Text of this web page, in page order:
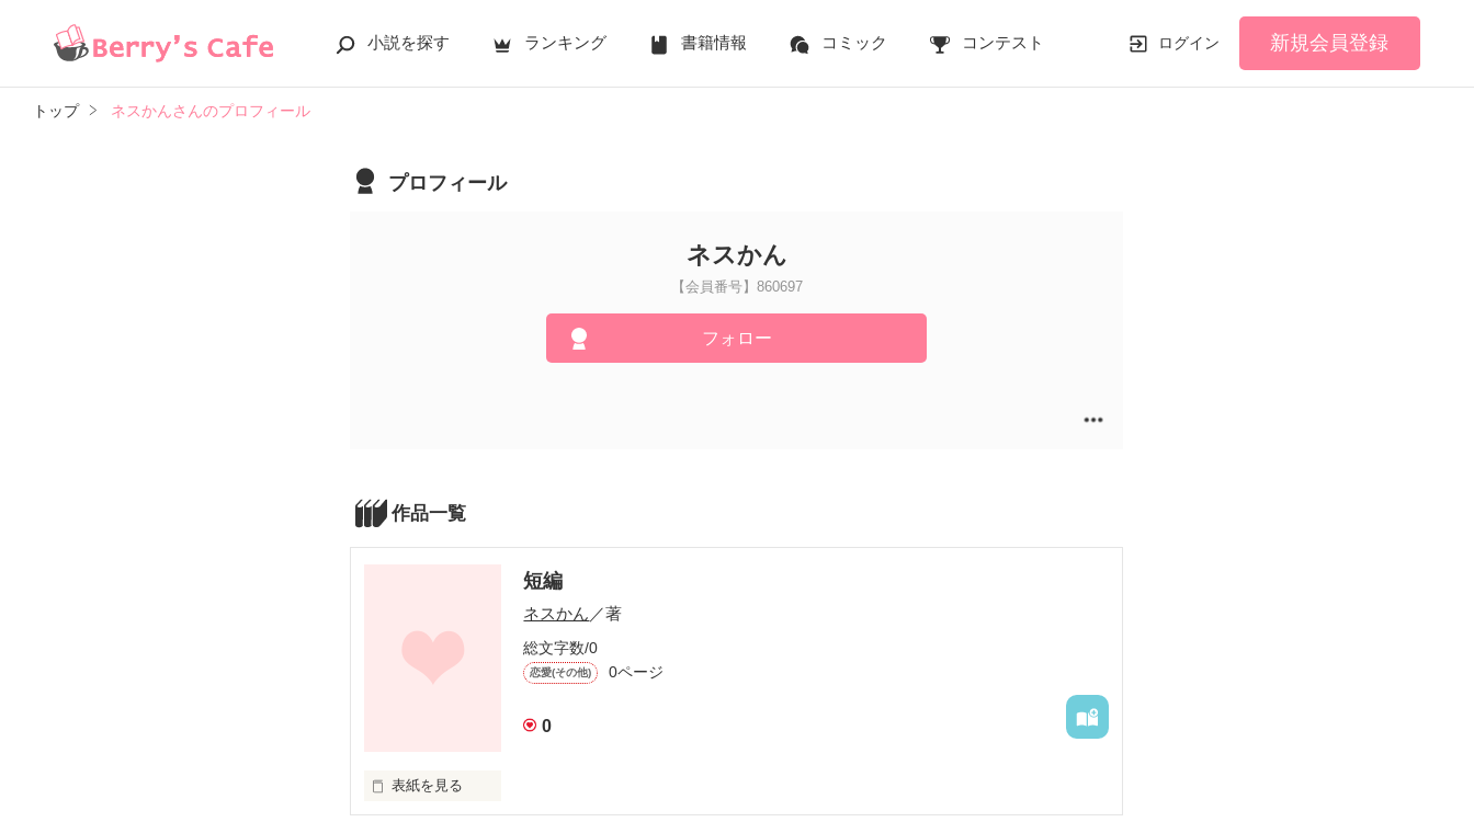
小説を探す ランキング 書籍情報 コミック コンテスト ログイン 新規会員登録
トップ ネスかんさんのプロフィール
プロフィール
ネスかん
【会員番号】860697
フォロー
作品一覧
短編
ネスかん／著
総文字数/0
恋愛(その他) 0ページ
0
表紙を見る